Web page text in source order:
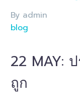
By admin
blog
22 MAY:
ถูก